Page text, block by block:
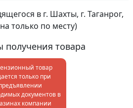
в г. Шахты, г. Таганрог,
только по месту)
получения товара
товар
только при
документов в
компании